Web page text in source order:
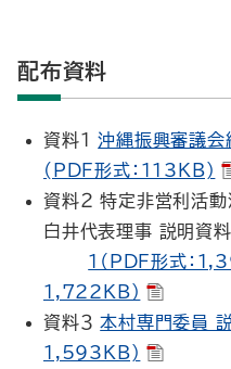
配布資料
資料１沖縄振興審議会
(PDF形式：113KB)
資料２ 特定非営利活
白井代表理事 説明資料
１（PDF形式：
1,722KB）
資料３本村専門委員
1,593KB)